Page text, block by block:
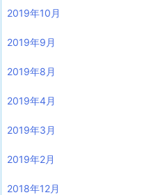
2019年10月
2019年9月
2019年8月
2019年4月
2019年3月
2019年2月
2018年12月